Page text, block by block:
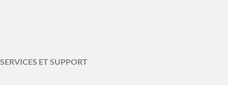
SERVICES ET SUPPORT